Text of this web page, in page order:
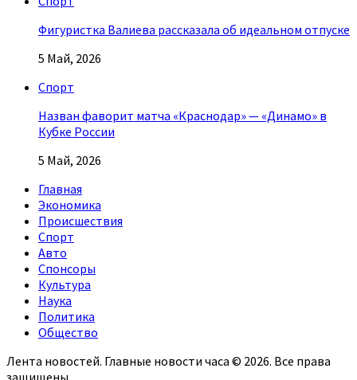
Фигуристка Валиева рассказала об идеальном отпуске
5 Май, 2026
Спорт
Назван фаворит матча «Краснодар» — «Динамо» в
Кубке России
5 Май, 2026
Главная
Экономика
Происшествия
Спорт
Авто
Спонсоры
Культура
Наука
Политика
Общество
Лента новостей. Главные новости часа © 2026. Все права